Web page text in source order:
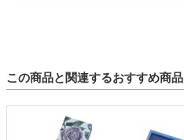
この商品と関連するおすすめ商品